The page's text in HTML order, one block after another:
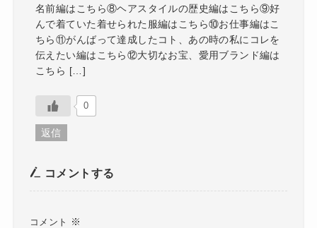
名前編はこちら⑧ヘアスタイルの歴史編はこちら⑨好
んで着ていた着せられた服編はこちら⑩お仕事編はこ
ちら⑪がんばって達成したコト、あの時の私にコレを
伝えたい編はこちら⑫大切なお宝、愛用ブランド編は
こちら […]
0
返信
コメントする
コメント ※